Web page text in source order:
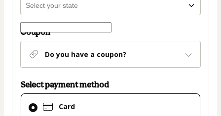
Coupon
Do you have a coupon?
Select payment method
Card
Card
selected